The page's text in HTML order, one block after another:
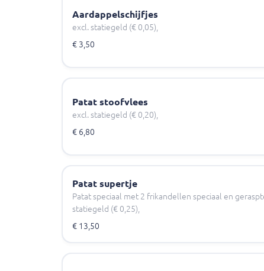
Aardappelschijfjes
excl. statiegeld (€ 0,05),
€ 3,50
Patat stoofvlees
excl. statiegeld (€ 0,20),
€ 6,80
Patat supertje
Patat speciaal met 2 frikandellen speciaal en
statiegeld (€ 0,25),
€ 13,50